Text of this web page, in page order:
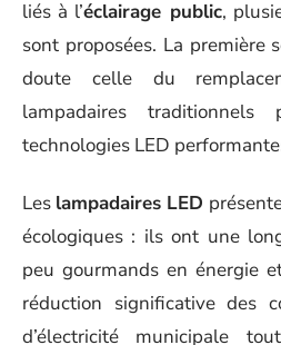
liés à l’éclairage public,
sont proposées. La première
doute celle du
lampadaires
technologies LED
Les lampadaires LED
écologiques : ils ont une
peu gourmands en énergie
réduction significative des
d’électricité municipale